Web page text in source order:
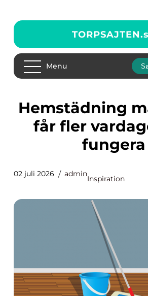
TORPSAJTEN.
Menu
Hemstädning malmö så
får fler
fungera
02 juli 2026 admin
Inspiration